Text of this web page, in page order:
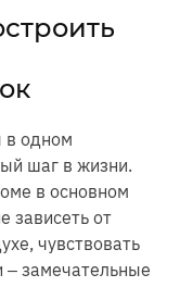
в одном
шаг в жизни.
в основном
зависеть от
чувствовать
‒ замечательные